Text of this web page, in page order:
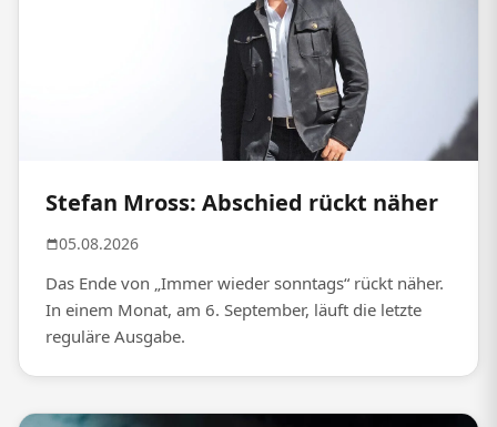
Stefan Mross: Abschied rückt näher
05.08.2026
Das Ende von „Immer wieder sonntags“ rückt näher.
In einem Monat, am 6. September, läuft die letzte
reguläre Ausgabe.